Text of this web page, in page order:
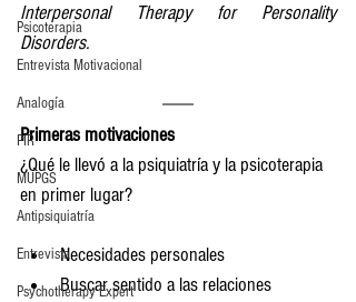
Psicoterapia
Entrevista Motivacional
Analogía
PIR
MUPGS
Antipsiquiatría
Entrevista
Psychotherapy Expert
Interpersonal Therapy for Personality
Disorders.
Primeras motivaciones
¿Qué le llevó a la psiquiatría y la psicoterapia
en primer lugar?
Necesidades personales
Buscar sentido a las relaciones